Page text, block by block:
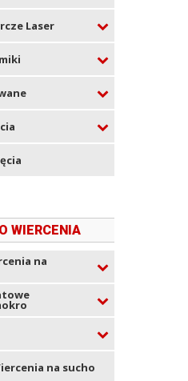
Laser
WIERCENIA
na
na sucho